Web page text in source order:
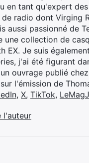
en tant qu'expert
radio dont Virging
aussi passionné de
une collection de
EX. Je suis
j'ai été figurant
ouvrage publié
l'émission de
, X, TikTok,
l'auteur